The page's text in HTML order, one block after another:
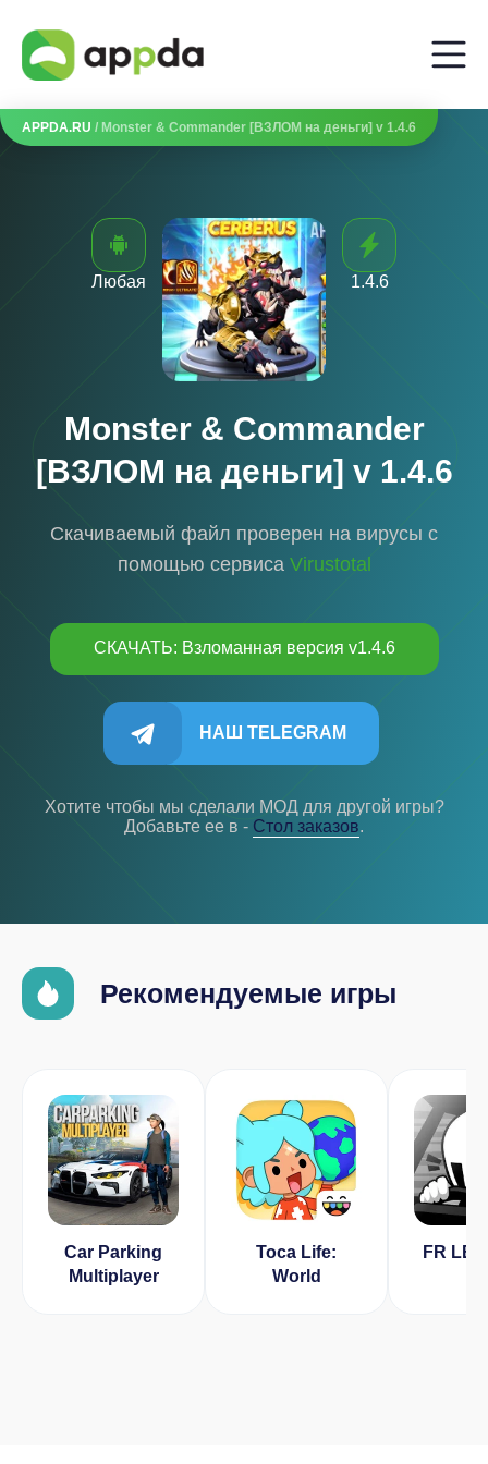
APPDA.RU / Monster & Commander [ВЗЛОМ на деньги] v 1.4.6
Любая 1.4.6
Monster & Commander
[ВЗЛОМ на деньги] v 1.4.6
Скачиваемый файл проверен на вирусы с
помощью сервиса Virustotal
СКАЧАТЬ: Взломанная версия v1.4.6
НАШ TELEGRAM
Хотите чтобы мы сделали МОД для другой игры?
Добавьте ее в - Cтол заказов.
Рекомендуемые игры
Car Parking
Multiplayer
Toca Life:
World
FR